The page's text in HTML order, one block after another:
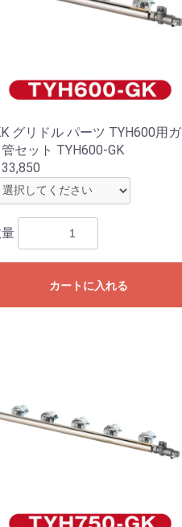
グリドル パーツ TYH600用ガ
管セット TYH600-GK
33,850
カートに入れる